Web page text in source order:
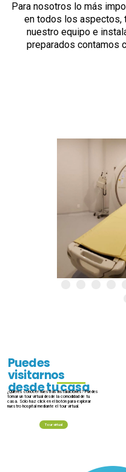
Para nosotros lo más
en todos los aspectos,
nuestro equipo e
preparados contamos
¿Quieres conocer nuestras instalaciones? Puedes
tomar un tour virtual desde la comodidad de tu
casa. Sólo haz click en el botón para explorar
nuestro hospital mediante el tour virtual.
Tour virtual
Puedes
visitarnos
desde tu casa